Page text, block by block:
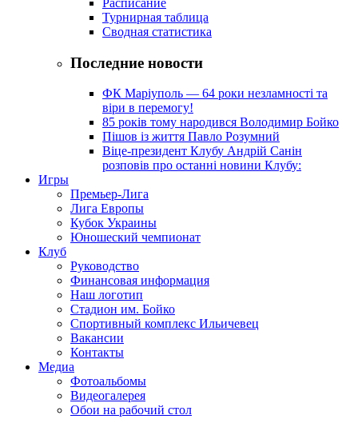
Расписание
Турнирная таблица
Сводная статистика
Последние новости
ФК Маріуполь — 64 роки незламності та
віри в перемогу!
85 років тому народився Володимир Бойко
Пішов із життя Павло Розумний
Віце-президент Клубу Андрій Санін
розповів про останні новини Клубу:
Игры
Премьер-Лига
Лига Европы
Кубок Украины
Юношеский чемпионат
Клуб
Руководство
Финансовая информация
Наш логотип
Стадион им. Бойко
Спортивный комплекс Ильичевец
Вакансии
Контакты
Медиа
Фотоальбомы
Видеогалерея
Обои на рабочий стол